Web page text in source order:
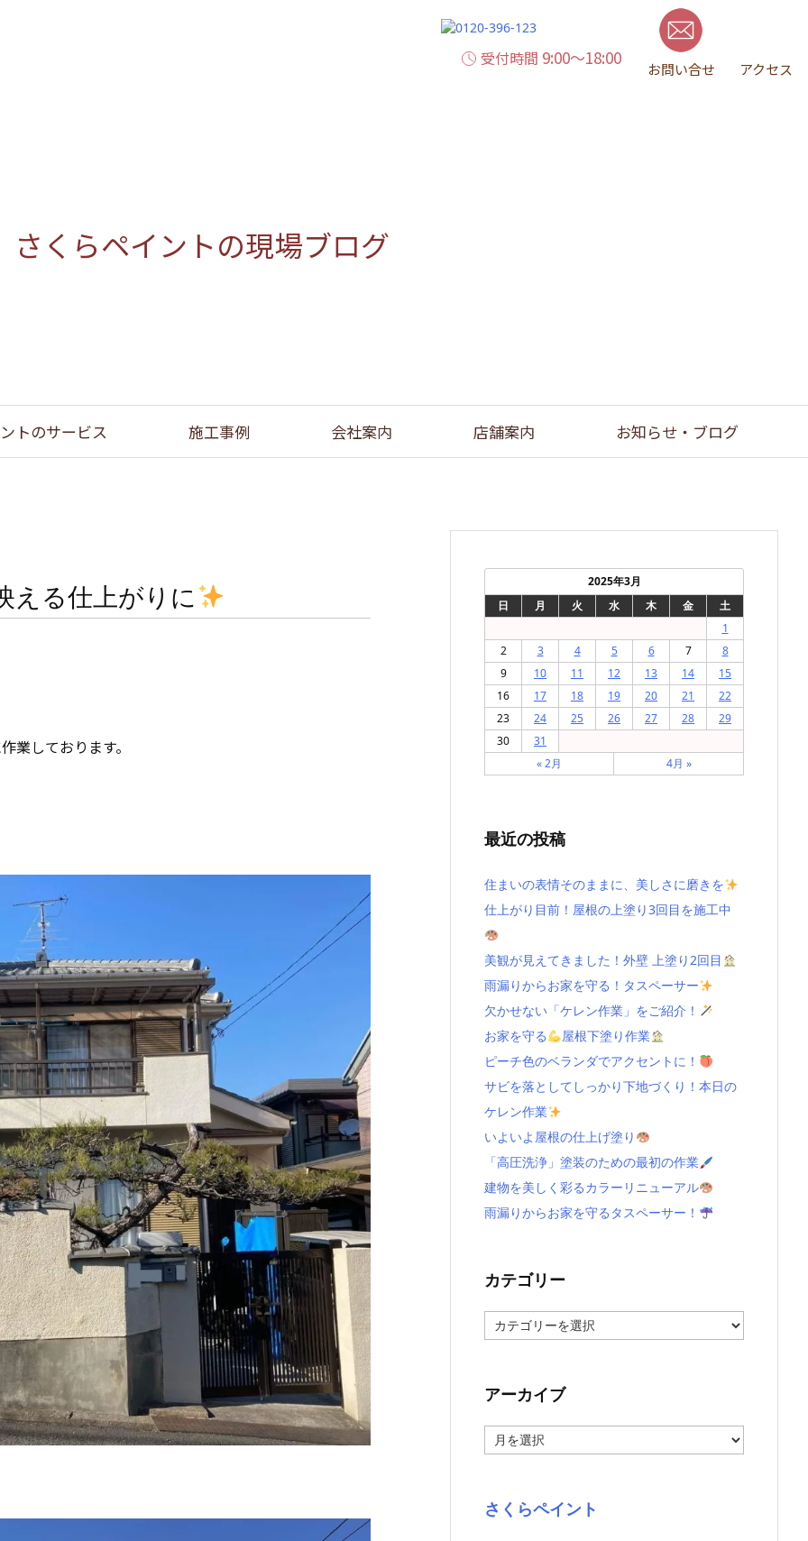
受付時間 9:00～18:00
お問い合せ アクセス
さくらペイントの現場ブログ
トのサービス 施工事例 会社案内 店舗案内 お知らせ・ブログ
える仕上がりに
業しております。
2025年3月
日
月 火 水 木 金
土
1
2
3 4 5 6 7
8
9
10 11 12 13 14
15
16
17 18 19 20 21
22
23
24 25 26 27 28
29
30
31
« 2月
4月 »
最近の投稿
住まいの表情そのままに、美しさに磨きを
仕上がり目前！屋根の上塗り3回目を施工中
美観が見えてきました！外壁 上塗り2回目
雨漏りからお家を守る！タスペーサー
欠かせない「ケレン作業」をご紹介！
お家を守る
屋根下塗り作業
ピーチ色のベランダでアクセントに！
サビを落としてしっかり下地づくり！本日の
ケレン作業
いよいよ屋根の仕上げ塗り
「高圧洗浄」塗装のための最初の作業
建物を美しく彩るカラーリニューアル
雨漏りからお家を守るタスペーサー！
カテゴリー
テ
ー
アーカイブ
ー
ブ
さくらペイント